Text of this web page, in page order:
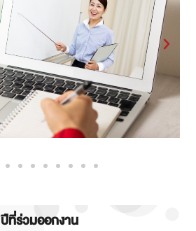
ปีที่ร่วมออกงาน